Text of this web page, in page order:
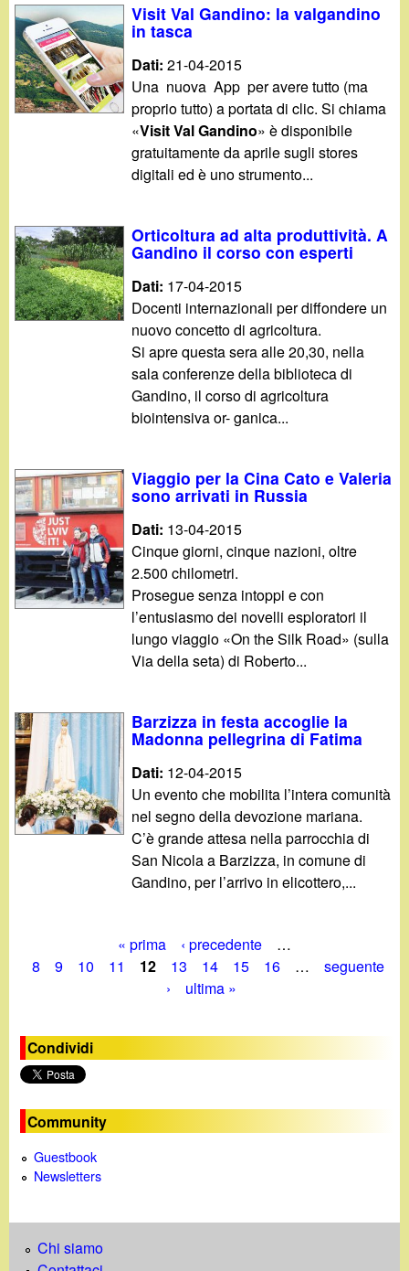
Visit Val Gandino: la valgandino
in tasca
Dati:21-04-2015
Una nuova App per avere tutto (ma
proprio tutto) a portata di clic. Si chiama
«Visit Val Gandino» è disponibile
gratuitamente da aprile sugli stores
digitali ed è uno strumento...
Orticoltura ad alta produttività. A
Gandino il corso con esperti
Dati: 17-04-2015
Docenti internazionali per diffondere un
nuovo concetto di agricoltura.
Si apre questa sera alle 20,30, nella
sala conferenze della biblioteca di
Gandino, il corso di agricoltura
biointensiva or- ganica...
Viaggio per la Cina Cato e Valeria
sono arrivati in Russia
Dati: 13-04-2015
Cinque giorni, cinque nazioni, oltre
2.500 chilometri.
Prosegue senza intoppi e con
l’entusiasmo dei novelli esploratori il
lungo viaggio «On the Silk Road» (sulla
Via della seta) di Roberto...
Barzizza in festa accoglie la
Madonna pellegrina di Fatima
Dati: 12-04-2015
Un evento che mobilita l’intera comunità
nel segno della devozione mariana.
C’è grande attesa nella parrocchia di
San Nicola a Barzizza, in comune di
Gandino, per l’arrivo in elicottero,...
g
i
n
e
« prima ‹ precedente
…
8
9 10 11 12 13 14 15 16 …
seguente
›
ultima »
Condividi
Community
Guestbook
Newsletters
Chi siamo